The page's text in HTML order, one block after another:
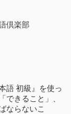
倶楽部
語 初級』を使っ
できること」、
ならないこ